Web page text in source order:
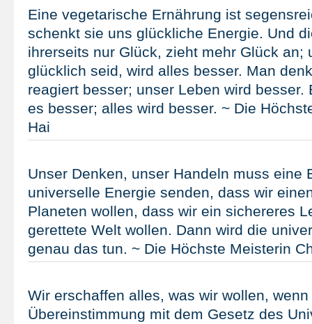
Eine vegetarische Ernährung ist
schenkt sie uns glückliche Energie. Und
ihrerseits nur Glück, zieht mehr Glück an;
glücklich seid, wird alles besser. Man
reagiert besser; unser Leben wird besser.
es besser; alles wird besser. ~ Die
Hai
Unser Denken, unser Handeln muss eine
universelle Energie senden, dass wir
Planeten wollen, dass wir ein sichereres
gerettete Welt wollen. Dann wird die
genau das tun. ~ Die Höchste Meisterin
Wir erschaffen alles, was wir wollen,
Übereinstimmung mit dem Gesetz des